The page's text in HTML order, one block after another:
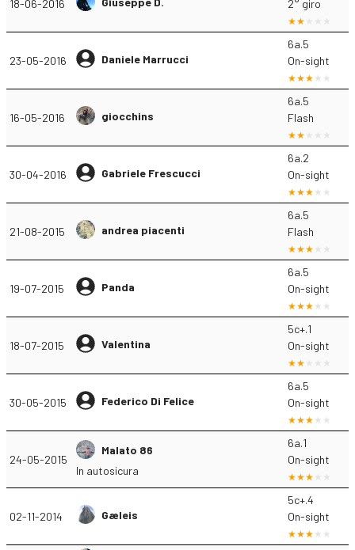
18-06-2016 2° giro
23-05-2016 Daniele Marrucci
6a.5
On-sight
16-05-2016 giocchins
6a.5
Flash
30-04-2016 Gabriele Frescucci
6a.2
On-sight
21-08-2015 andrea piacenti
6a.5
Flash
19-07-2015 Panda
6a.5
On-sight
18-07-2015 Valentina
5c+.1
On-sight
30-05-2015 Federico Di Felice
6a.5
On-sight
24-05-2015
Malato 86
In autosicura
6a.1
On-sight
02-11-2014 Gæleis
5c+.4
On-sight